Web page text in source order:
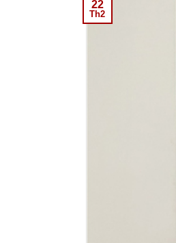
22
Th2